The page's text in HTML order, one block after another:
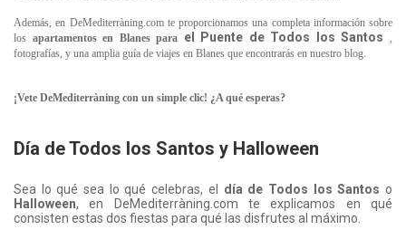
Además, en DeMediterràning.com te proporcionamos una completa información sobre
los apartamentos en Blanes para el Puente de Todos los Santos ,
fotografías, y una amplia guía de viajes en Blanes que encontrarás en nuestro blog.
¡Vete DeMediterràning con un simple clic! ¿A qué esperas?
Día de Todos los Santos y Halloween
Sea lo qué sea lo qué celebras, el día de Todos los Santos o
Halloween, en DeMediterràning.com te explicamos en qué
consisten estas dos fiestas para qué las disfrutes al máximo.